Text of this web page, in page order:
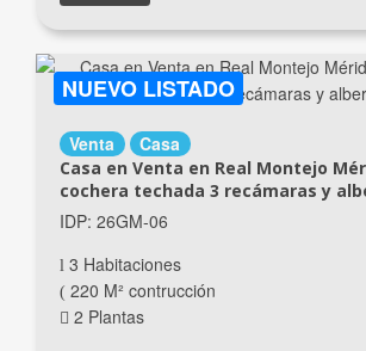
NUEVO LISTADO
Venta Casa
Casa en Venta en Real Montejo
cochera techada 3 recámaras y
IDP: 26GM-06
3 Habitaciones
220 M² contrucción
2 Plantas